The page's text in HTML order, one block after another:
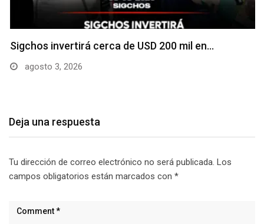
Sigchos invertirá cerca de USD 200 mil en…
agosto 3, 2026
Deja una respuesta
Tu dirección de correo electrónico no será publicada. Los
campos obligatorios están marcados con *